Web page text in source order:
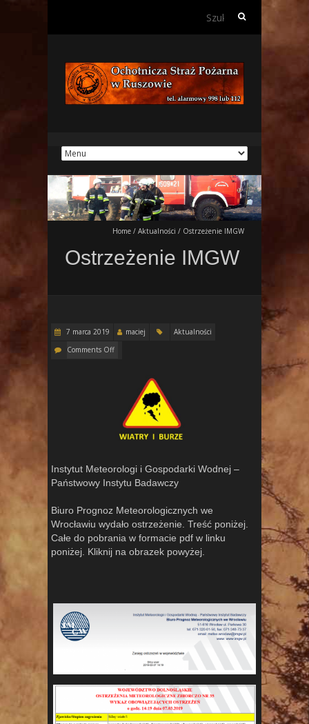
Szukaj:
Home / Aktualności / Ostrzeżenie IMGW
Ostrzeżenie IMGW
7 marca 2019 maciej
Aktualności
Comments Off
Instytut Meteorologi i Gospodarki Wodnej –
Państwowy Instytu Badawczy
Biuro Prognoz Meteorologicznych we
Wrocławiu wydało ostrzeżenie. Treść poniżej.
Całe do pobrania w formacie pdf w linku
poniżej. Kliknij na obrazek powyżej.